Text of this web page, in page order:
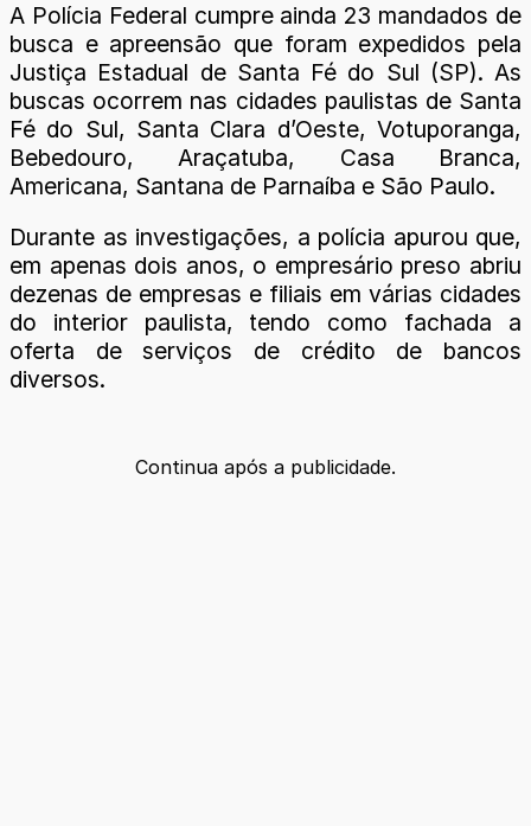
A Polícia Federal cumpre ainda 23 mandados de
busca e apreensão que foram expedidos pela
Justiça Estadual de Santa Fé do Sul (SP). As
buscas ocorrem nas cidades paulistas de Santa
Fé do Sul, Santa Clara d’Oeste, Votuporanga,
Bebedouro, Araçatuba, Casa Branca,
Americana, Santana de Parnaíba e São Paulo.
Durante as investigações, a polícia apurou que,
em apenas dois anos, o empresário preso abriu
dezenas de empresas e filiais em várias cidades
do interior paulista, tendo como fachada a
oferta de serviços de crédito de bancos
diversos.
Continua após a publicidade.